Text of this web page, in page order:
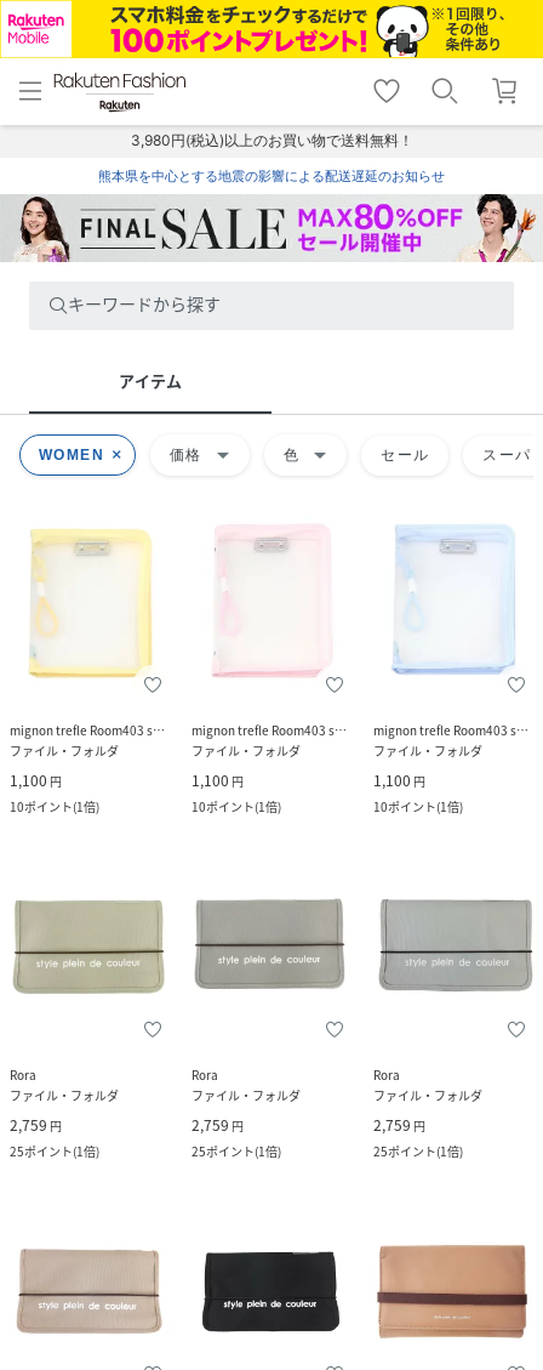
menu home
トップ
shopping_cart lock_outline
ログイン
3,980円(税込)以上のお買い物で送料無料！
熊本県を中心とする地震の影響による配送遅延のお知らせ
キーワードから探す
アイテム
WOMEN 価格 arrow_drop_down 色 arrow_drop_down セール スーパ
mignon trefle Room403 selected
ファイル・フォルダ
1,100 円
10ポイント(1倍)
mignon trefle Room403 selected
ファイル・フォルダ
1,100 円
10ポイント(1倍)
mignon trefle Room403 selected
ファイル・フォルダ
1,100 円
10ポイント(1倍)
Rora
ファイル・フォルダ
2,759 円
25ポイント(1倍)
Rora
ファイル・フォルダ
2,759 円
25ポイント(1倍)
Rora
ファイル・フォルダ
2,759 円
25ポイント(1倍)